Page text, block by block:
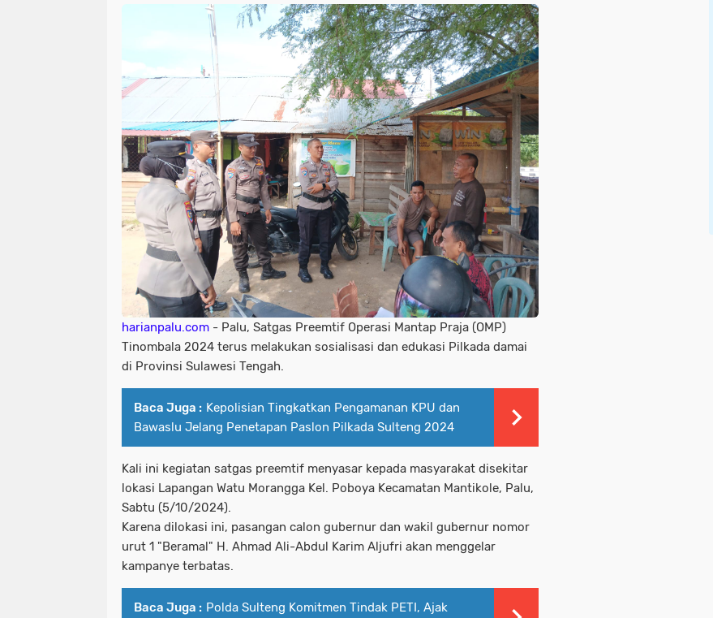
harianpalu.com - Palu, Satgas Preemtif Operasi Mantap Praja (OMP)
Tinombala 2024 terus melakukan sosialisasi dan edukasi Pilkada damai
di Provinsi Sulawesi Tengah.
Baca Juga : Kepolisian Tingkatkan Pengamanan KPU dan
Bawaslu Jelang Penetapan Paslon Pilkada Sulteng 2024
Kali ini kegiatan satgas preemtif menyasar kepada masyarakat disekitar
lokasi Lapangan Watu Morangga Kel. Poboya Kecamatan Mantikole, Palu,
Sabtu (5/10/2024).
Karena dilokasi ini, pasangan calon gubernur dan wakil gubernur nomor
urut 1 "Beramal" H. Ahmad Ali-Abdul Karim Aljufri akan menggelar
kampanye terbatas.
Baca Juga : Polda Sulteng Komitmen Tindak PETI, Ajak